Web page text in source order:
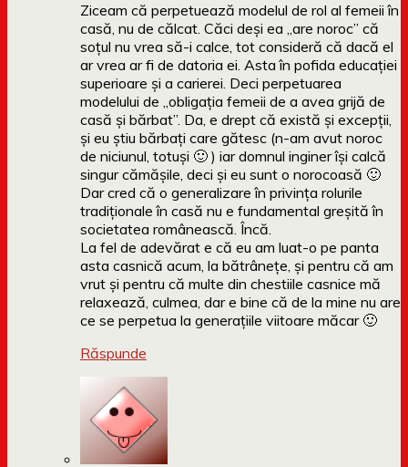
Ziceam că perpetuează modelul de rol al femeii în
casă, nu de călcat. Căci deși ea „are noroc” că
soțul nu vrea să-i calce, tot consideră că dacă el
ar vrea ar fi de datoria ei. Asta în pofida educației
superioare și a carierei. Deci perpetuarea
modelului de „obligația femeii de a avea grijă de
casă și bărbat”. Da, e drept că există și excepții,
și eu știu bărbați care gătesc (n-am avut noroc
de niciunul, totuși 🙂 ) iar domnul inginer își calcă
singur cămășile, deci și eu sunt o norocoasă 🙂
Dar cred că o generalizare în privința rolurile
tradiționale în casă nu e fundamental greșită în
societatea românească. Încă.
La fel de adevărat e că eu am luat-o pe panta
asta casnică acum, la bătrânețe, și pentru că am
vrut și pentru că multe din chestiile casnice mă
relaxează, culmea, dar e bine că de la mine nu are
ce se perpetua la generațiile viitoare măcar 🙂
Răspunde